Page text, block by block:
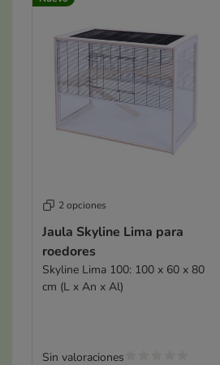
2 opciones
Jaula Skyline Lima para
roedores
Skyline Lima 100: 100 x 60 x 80
cm (L x An x Al)
Sin valoraciones